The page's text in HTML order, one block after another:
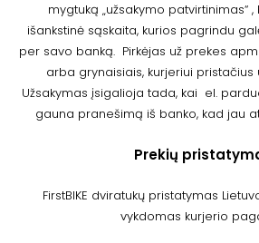
mygtuką „užsakymo patvirtinimas“
išankstinė sąskaita, kurios pagrindu
per savo banką. Pirkėjas už prekes
arba grynaisiais, kurjeriui pristačius
Užsakymas įsigalioja tada, kai el.
gauna pranešimą iš banko, kad jau
Prekių
FirstBIKE dviratukų pristatymas
vykdomas kurjerio